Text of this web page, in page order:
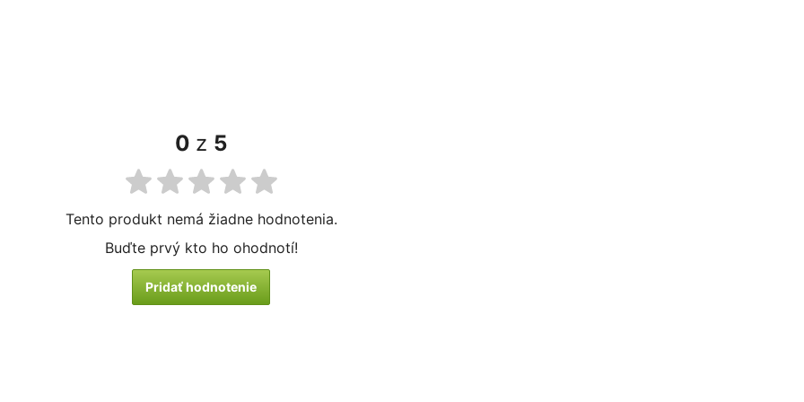
0 z 5
Tento produkt nemá žiadne hodnotenia.
Buďte prvý kto ho ohodnotí!
Pridať hodnotenie